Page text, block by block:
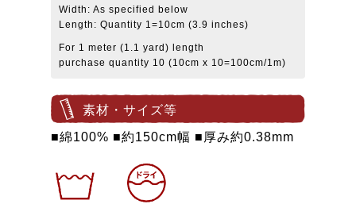
Width: As specified below
Length: Quantity 1=10cm (3.9 inches)
For 1 meter (1.1 yard) length
purchase quantity 10 (10cm x 10=100cm/1m)
素材・サイズ等
■綿100% ■約150cm幅 ■厚み約0.38mm